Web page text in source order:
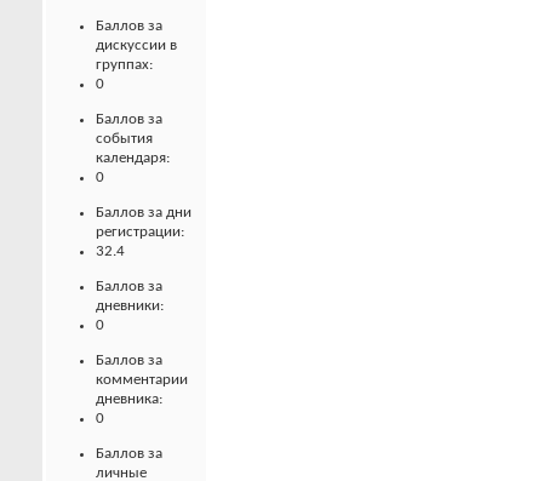
Баллов за
дискуссии в
группах:
0
Баллов за
события
календаря:
0
Баллов за дни
регистрации:
32.4
Баллов за
дневники:
0
Баллов за
комментарии
дневника:
0
Баллов за
личные